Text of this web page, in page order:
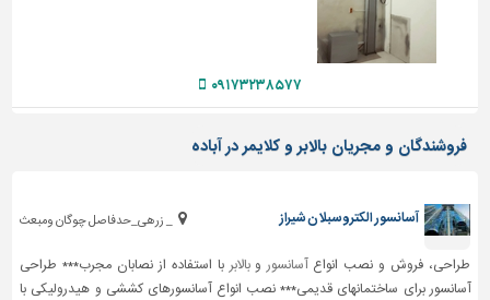
۰۹۱۷۳۲۳۸۵۷۷
فروشندگان و مجریان بالابر و کلایمر در آباده
_ زرهی_حدفاصل چوگان ومبعث آسانسور الکتروسبلان شیراز
طراحی، فروش و نصب انواعآسانسوروبالابر با استفاده از نصابان مجرب*** طراحی
آسانسور برای ساختمانهای قدیمی*** نصب انواع آسانسورهای کششی و هیدرولیکی با